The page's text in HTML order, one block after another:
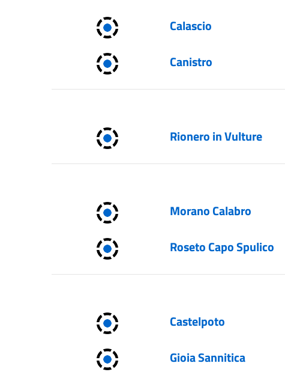
Calascio
Canistro
Rionero in Vulture
Morano Calabro
Roseto Capo Spulico
Castelpoto
Gioia Sannitica